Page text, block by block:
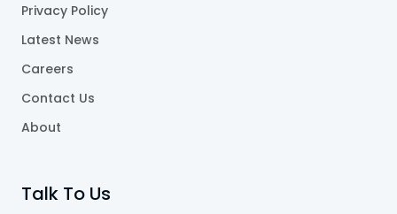
Privacy Policy
Latest News
Careers
Contact Us
About
Talk To Us